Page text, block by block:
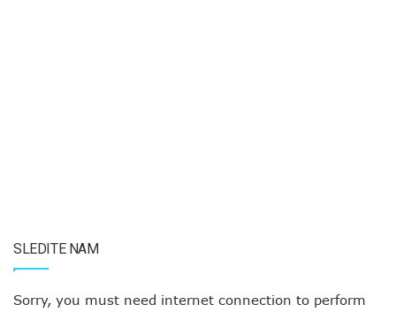
SLEDITE NAM
Sorry, you must need internet connection to perform